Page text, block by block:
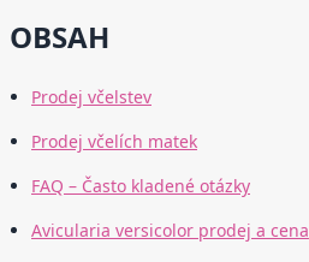
OBSAH
Prodej včelstev
Prodej včelích matek
FAQ – Často kladené otázky
Avicularia versicolor prodej a cena